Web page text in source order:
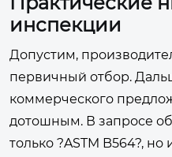
инспекции
Допустим,
первичный отбор.
коммерческого
дотошным. В запросе
только ?ASTM B564?,